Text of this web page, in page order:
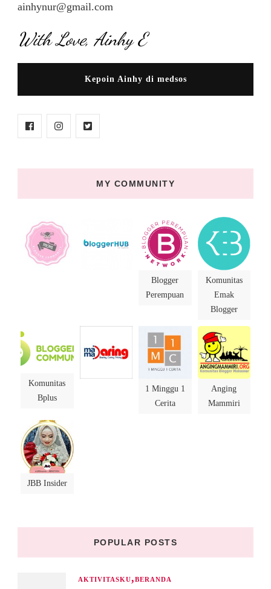
ainhynur@gmail.com
With Love, Ainhy E
Kepoin Ainhy di medsos
MY COMMUNITY
Blogger
Perempuan
Komunitas
Emak
Blogger
Komunitas
Bplus
1 Minggu 1
Cerita
Anging
Mammiri
JBB Insider
POPULAR POSTS
AKTIVITASKU BERANDA